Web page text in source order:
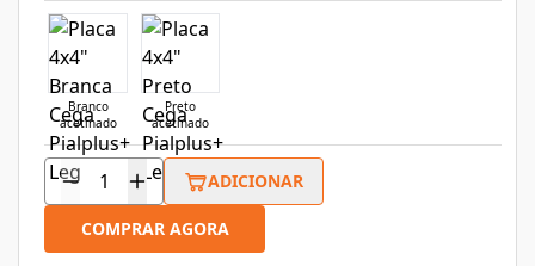
Branco
acetinado
Preto
acetinado
ADICIONAR
COMPRAR AGORA